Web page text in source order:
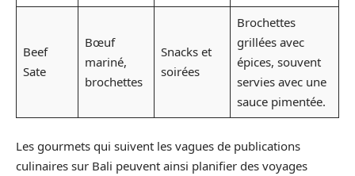
Beef
Sate
Bœuf
mariné,
brochettes
Snacks et
soirées
Brochettes
grillées avec
épices, souvent
servies avec une
sauce pimentée.
Les gourmets qui suivent les vagues de publications
culinaires sur Bali peuvent ainsi planifier des voyages